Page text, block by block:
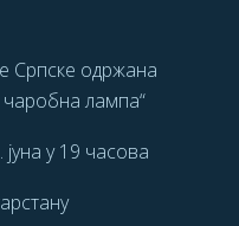
Српске одржана
чаробна лампа“
у 19 часова